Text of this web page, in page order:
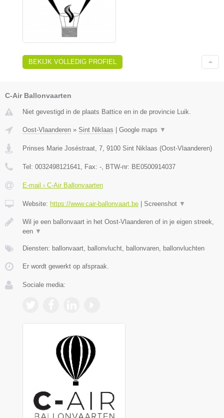
BEKIJK VOLLEDIG PROFIEL
C-Air Ballonvaarten
Niet gevestigd in de plaats Battice en in de provincie Luik.
Oost-Vlaanderen » Sint Niklaas Google maps ▼
Prinses Marie Joséstraat, 7, 9100 Sint Niklaas (Oost-Vlaanderen)
Tel: 0032498121641, Fax: -, BTW-nr: BE0500914037
E-mail › C-Air Ballonvaarten
Website: https://www.cair-ballonvaart.be Screenshot ▼
Wil je een ballonvaart in het Oost-Vlaanderen of in je eigen streek,
een ▼
Diensten: ballonvaart, ballonvlucht, ballonvaren, ballonvluchten
Er wordt gewerkt op afspraak.
Sociale media: